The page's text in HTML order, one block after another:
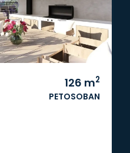
126 m2
PETOSOBAN